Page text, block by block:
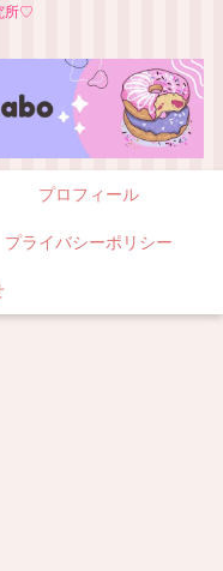
所♡
プロフィール
プライバシーポリシー